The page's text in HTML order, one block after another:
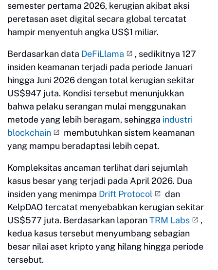
semester pertama 2026, kerugian akibat aksi
peretasan aset digital secara global tercatat
hampir menyentuh angka US$1 miliar.
Berdasarkan data DeFiLlama
, sedikitnya 127
insiden keamanan terjadi pada periode Januari
hingga Juni 2026 dengan total kerugian sekitar
US$947 juta. Kondisi tersebut menunjukkan
bahwa pelaku serangan mulai menggunakan
metode yang lebih beragam, sehingga industri
blockchain
membutuhkan sistem keamanan
yang mampu beradaptasi lebih cepat.
Kompleksitas ancaman terlihat dari sejumlah
kasus besar yang terjadi pada April 2026. Dua
insiden yang menimpa Drift Protocol
dan
KelpDAO tercatat menyebabkan kerugian sekitar
US$577 juta. Berdasarkan laporanTRM Labs
,
kedua kasus tersebut menyumbang sebagian
besar nilai aset kripto yang hilang hingga periode
tersebut.